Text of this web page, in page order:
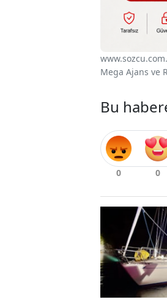
Mega Ajans ve
Bu